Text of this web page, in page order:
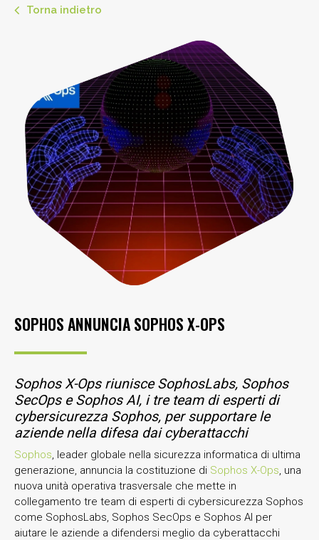
Torna indietro
SOPHOS ANNUNCIA SOPHOS X-OPS
Sophos X-Ops riunisce SophosLabs, Sophos
SecOps e Sophos AI, i tre team di esperti di
cybersicurezza Sophos, per supportare le
aziende nella difesa dai cyberattacchi
Sophos, leader globale nella sicurezza informatica di ultima
generazione, annuncia la costituzione di Sophos X-Ops, una
nuova unità operativa trasversale che mette in
collegamento tre team di esperti di cybersicurezza Sophos
come SophosLabs, Sophos SecOps e Sophos AI per
aiutare le aziende a difendersi meglio da cyberattacchi